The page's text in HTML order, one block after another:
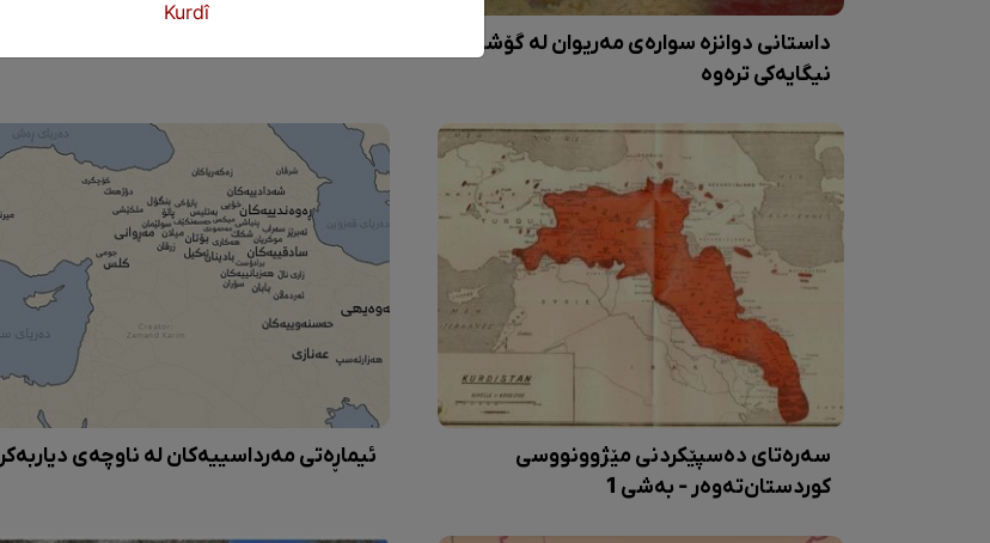
داستانی دوانزە سوارەی مەریوان لە گۆشە
نیگایەکی ترەوە
سەرەتای دەسپێکردنی مێژوونووسی
کوردستان‌تەوەر - بەشی 1
ئیماڕەتی مەرداسییەکان لە ناوچەی دیاربەکر
Kurdî